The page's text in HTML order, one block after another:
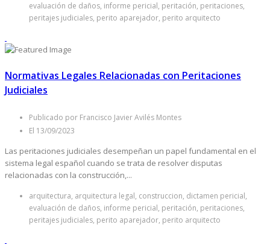
evaluación de daños, informe pericial, peritación, peritaciones,
peritajes judiciales, perito aparejador, perito arquitecto
Normativas Legales Relacionadas con Peritaciones
Judiciales
Publicado por Francisco Javier Avilés Montes
El 13/09/2023
Las peritaciones judiciales desempeñan un papel fundamental en el
sistema legal español cuando se trata de resolver disputas
relacionadas con la construcción,...
arquitectura, arquitectura legal, construccion, dictamen pericial,
evaluación de daños, informe pericial, peritación, peritaciones,
peritajes judiciales, perito aparejador, perito arquitecto